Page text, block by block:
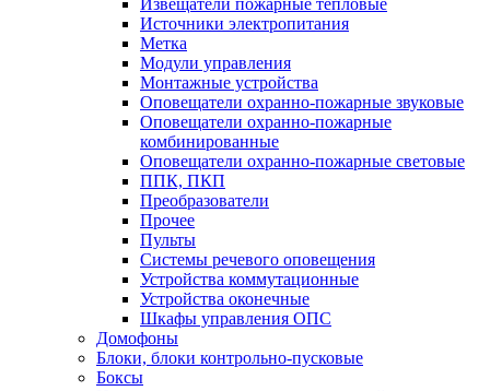
Извещатели пожарные тепловые
Источники электропитания
Метка
Модули управления
Монтажные устройства
Оповещатели охранно-пожарные звуковые
Оповещатели охранно-пожарные
комбинированные
Оповещатели охранно-пожарные световые
ППК, ПКП
Преобразователи
Прочее
Пульты
Системы речевого оповещения
Устройства коммутационные
Устройства оконечные
Шкафы управления ОПС
Домофоны
Блоки, блоки контрольно-пусковые
Боксы